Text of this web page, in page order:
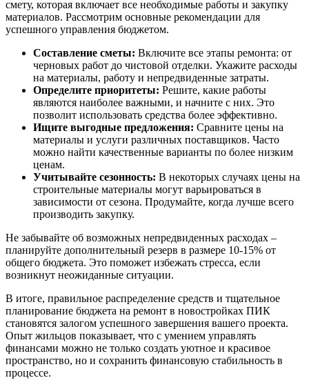
смету, которая включает все необходимые работы и закупку
материалов. Рассмотрим основные рекомендации для
успешного управления бюджетом.
Составление сметы: Включите все этапы ремонта: от
черновых работ до чистовой отделки. Укажите расходы
на материалы, работу и непредвиденные затраты.
Определите приоритеты: Решите, какие работы
являются наиболее важными, и начните с них. Это
позволит использовать средства более эффективно.
Ищите выгодные предложения: Сравните цены на
материалы и услуги различных поставщиков. Часто
можно найти качественные варианты по более низким
ценам.
Учитывайте сезонность: В некоторых случаях цены на
строительные материалы могут варьироваться в
зависимости от сезона. Продумайте, когда лучше всего
производить закупку.
Не забывайте об возможных непредвиденных расходах –
планируйте дополнительный резерв в размере 10-15% от
общего бюджета. Это поможет избежать стресса, если
возникнут неожиданные ситуации.
В итоге, правильное распределение средств и тщательное
планирование бюджета на ремонт в новостройках ПИК
становятся залогом успешного завершения вашего проекта.
Опыт жильцов показывает, что с умением управлять
финансами можно не только создать уютное и красивое
пространство, но и сохранить финансовую стабильность в
процессе.